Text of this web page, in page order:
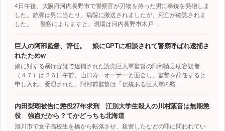
4日午後、大阪府河内長野市で警察官が刃物を持った男に拳銃を発砲しま
した。銃弾は男に当たり、病院に搬送されましたが、死亡が確認されま
した。 警察によりますと、現場は河内長野市木戸…
巨人の阿部監督、辞任。 娘にGPTに相談されて警察呼ばれ逮捕さ
れたためw
娘に対する暴行容疑で逮捕された読売巨人軍監督の阿部慎之助容疑者
（４７）は２６日午前、山口寿一オーナーと面会し、監督を辞任すると
申し入れ、受理された。阿部前監督は「伝統ある巨人軍の監…
内田梨瑚被告に懲役27年求刑 江別大学生殺人の川村葉音は無期懲
役 強盗だから？てかどっちも北海道
旭川市で女子高校生を橋から転落させ、殺害したなどの罪に問われてい